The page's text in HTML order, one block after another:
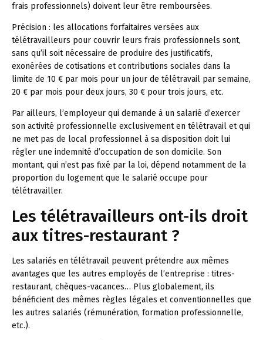
frais professionnels) doivent leur être remboursées.
Précision : les allocations forfaitaires versées aux
télétravailleurs pour couvrir leurs frais professionnels sont,
sans qu’il soit nécessaire de produire des justificatifs,
exonérées de cotisations et contributions sociales dans la
limite de 10 € par mois pour un jour de télétravail par semaine,
20 € par mois pour deux jours, 30 € pour trois jours, etc.
Par ailleurs, l’employeur qui demande à un salarié d’exercer
son activité professionnelle exclusivement en télétravail et qui
ne met pas de local professionnel à sa disposition doit lui
régler une indemnité d’occupation de son domicile. Son
montant, qui n’est pas fixé par la loi, dépend notamment de la
proportion du logement que le salarié occupe pour
télétravailler.
Les télétravailleurs ont-ils droit
aux titres-restaurant ?
Les salariés en télétravail peuvent prétendre aux mêmes
avantages que les autres employés de l’entreprise : titres-
restaurant, chèques-vacances… Plus globalement, ils
bénéficient des mêmes règles légales et conventionnelles que
les autres salariés (rémunération, formation professionnelle,
etc.).